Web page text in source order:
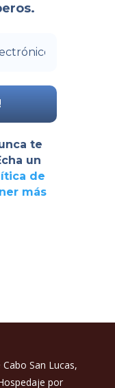
te
un
de
más
San Lucas,
por